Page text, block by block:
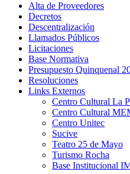
Alta de Proveedores
Decretos
Descentralización
Llamados Públicos
Licitaciones
Base Normativa
Presupuesto Quinquenal
Resoluciones
Links Externos
Centro Cultural La
Centro Cultural
Centro Unitec
Sucive
Teatro 25 de Mayo
Turismo Rocha
Base Institucional